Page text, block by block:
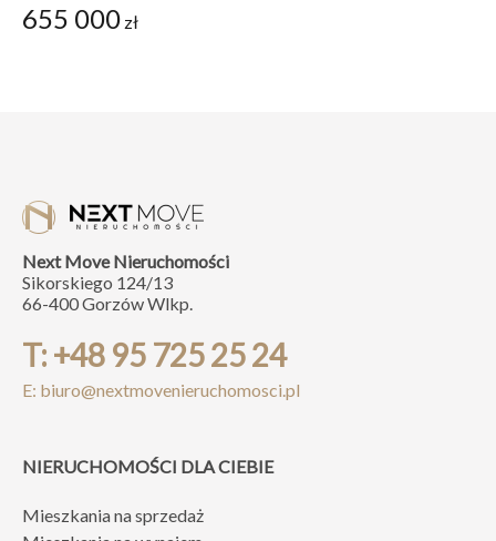
655 000 zł
Next Move Nieruchomości
Sikorskiego 124/13
66-400 Gorzów Wlkp.
T: +48 95 725 25 24
E: biuro@nextmovenieruchomosci.pl
NIERUCHOMOŚCI DLA CIEBIE
Mieszkania na sprzedaż